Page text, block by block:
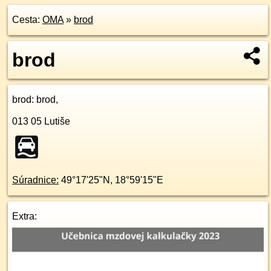
Cesta: OMA» brod
brod
brod: brod,
013 05 Lutiše
Súradnice: 49°17'25"N , 18°59'15"E
Extra: